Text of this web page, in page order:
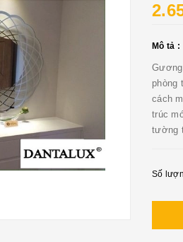
Mô tả :
phòng
cách
trúc
tường
Số